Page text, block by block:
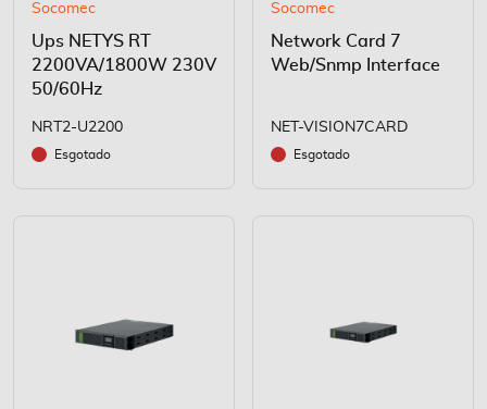
Socomec
Ups NETYS RT
2200VA/1800W 230V
50/60Hz
NRT2-U2200
Esgotado
Socomec
Network Card 7
Web/Snmp Interface
NET-VISION7CARD
Esgotado